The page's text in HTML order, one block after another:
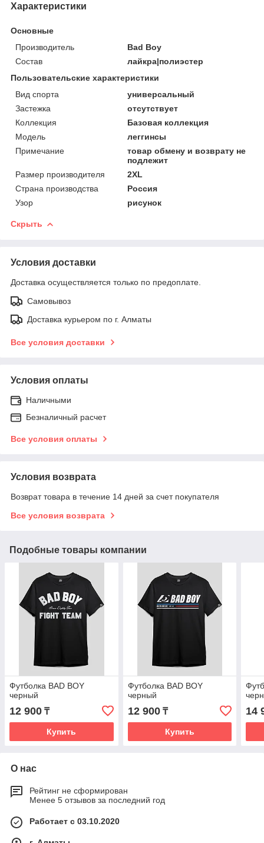
Характеристики
Основные
Производитель
Bad Boy
Состав
лайкра|полиэстер
Пользовательские характеристики
Вид спорта
универсальный
Застежка
отсутствует
Коллекция
Базовая коллекция
Модель
леггинсы
Примечание
товар обмену и возврату не
подлежит
Размер производителя
2XL
Страна производства
Россия
Узор
рисунок
Скрыть
Условия доставки
Доставка осуществляется только по предоплате.
Самовывоз
Доставка курьером по г. Алматы
Все условия доставки
Условия оплаты
Наличными
Безналичный расчет
Все условия оплаты
Условия возврата
Возврат товара в течение 14 дней за счет покупателя
Все условия возврата
Подобные товары компании
Футболка BAD BOY
черный
12 900 ₸
Купить
Футболка BAD BOY
черный
12 900₸
Купить
14
О нас
Рейтинг не сформирован
Менее 5 отзывов за последний год
Работает с 03.10.2020